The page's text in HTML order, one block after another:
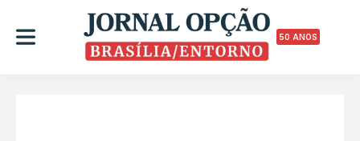
50 ANOS